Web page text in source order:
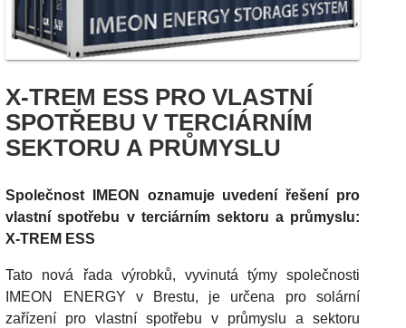
X-TREM ESS PRO VLASTNÍ
SPOTŘEBU V TERCIÁRNÍM
SEKTORU A PRŮMYSLU
Společnost IMEON oznamuje uvedení řešení pro
vlastní spotřebu v terciárním sektoru a průmyslu:
X-TREM ESS
Tato nová řada výrobků, vyvinutá týmy společnosti
IMEON ENERGY v Brestu, je určena pro solární
zařízení pro vlastní spotřebu v průmyslu a sektoru